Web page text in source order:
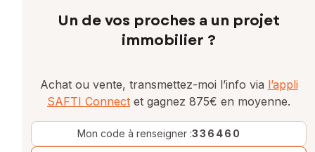
Un de vos proches a un projet
immobilier ?
Achat ou vente, transmettez-moi l’info via l’appli
SAFTI Connect et gagnez 875€ en moyenne.
Mon code à renseigner :336460